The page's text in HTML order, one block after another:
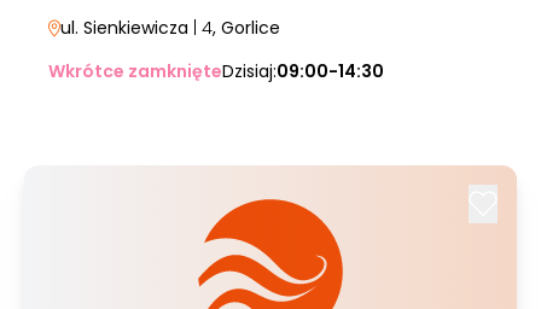
ul. Sienkiewicza | 4, Gorlice
Wkrótce zamknięteDzisiaj:09:00-14:30